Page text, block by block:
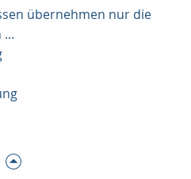
übernehmen nur die